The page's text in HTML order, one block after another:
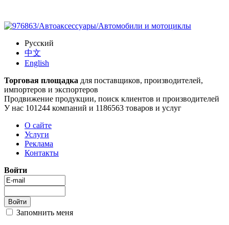
Русский
中文
English
Торговая площадка для поставщиков, производителей,
импортеров и экспортеров
Продвижение продукции, поиск клиентов и производителей
У нас 101244 компаний и 1186563 товаров и услуг
О сайте
Услуги
Реклама
Контакты
Войти
Запомнить меня